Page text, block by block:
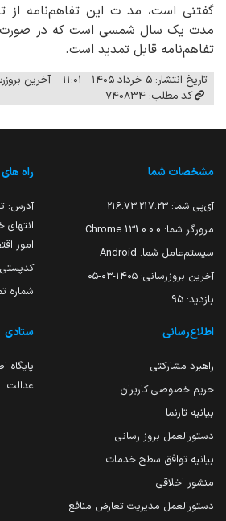
گفتنی است، مد ت این تفاهم‌نامه از
مدت یک سال شمسی است که در صورت
تفاهم‌نامه قابل تمدید است.
تاریخ انتشار: ۵ خرداد ۱۴۰۵ - ۱۱:۰۱
آخرین بروزرسانی: ۵
کد مطلب: 740834
مشخصات شما
آی‌پی شما: 216.73.217.23
مرورگر شما: 131.0.0.0 Chrome
سیستم‌عامل شما: Android
آخرین بروزرسانی: ۱۴۰۵-۰۳-۰۵
بازدید: 95
راه
آدرس:
انتهای
امور
کدپستی:
شماره تماس
اطلاع‌رسانی
راهبرد مشارکتی
حریم خصوصی کاربران
بیانیه تارنما
دستورالعمل بروز رسانی
بیانیه توافق سطح خدمات
منشور اخلاقی
دستورالعمل مدیریت تعارض منافع
ستادی
پایگاه
عدالت